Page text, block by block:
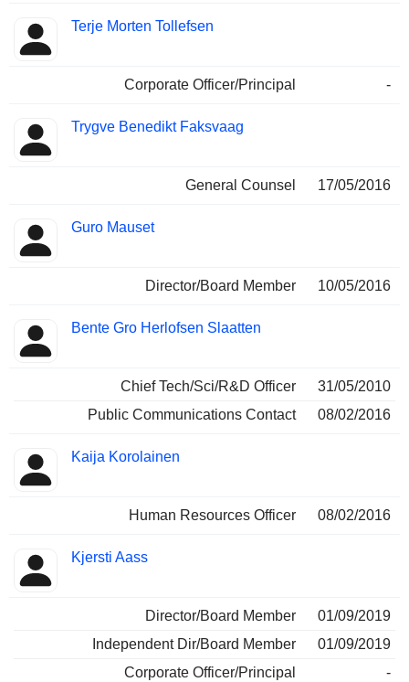
Terje Morten Tollefsen
Corporate Officer/Principal -
Trygve Benedikt Faksvaag
General Counsel 17/05/2016
Guro Mauset
Director/Board Member 10/05/2016
Bente Gro Herlofsen Slaatten
Chief Tech/Sci/R&D Officer
31/05/2010
Public Communications Contact
08/02/2016
Kaija Korolainen
Human Resources Officer 08/02/2016
Kjersti Aass
Director/Board Member
01/09/2019
Independent Dir/Board Member
01/09/2019
Corporate Officer/Principal
-